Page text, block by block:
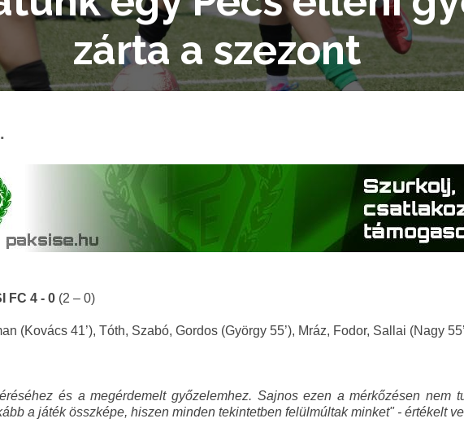
zárta a szezont
FC 4 - 0 (2 – 0)
(Kovács 41’), Tóth, Szabó, Gordos (György 55’), Mráz, Fodor, Sallai (Nagy
és a megérdemelt győzelemhez. Sajnos ezen a mérkőzésen nem
a játék összképe, hiszen minden tekintetben felülmúltak minket" - értékelt